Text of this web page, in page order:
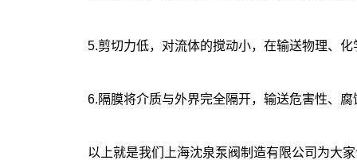
5.剪切力低，对流体的搅动小，在输送物理、化
6.隔膜将介质与外界完全隔开，输送危害性、腐
以上就是我们上海沈泉泵阀制造有限公司为大家